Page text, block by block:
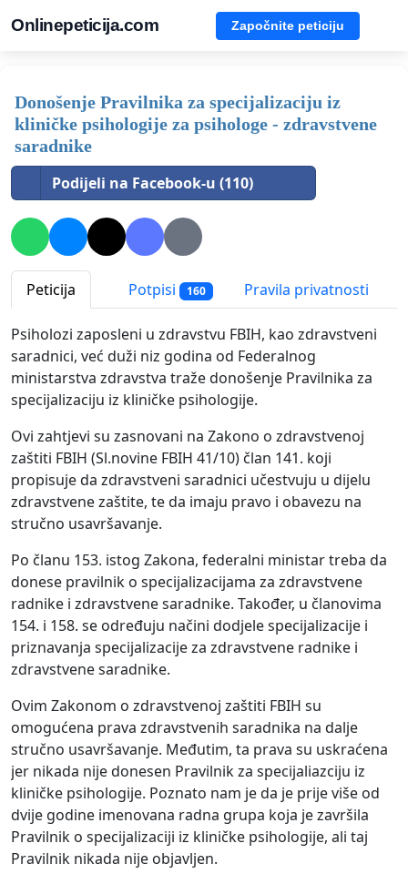
Onlinepeticija.com Započnite peticiju
Donošenje Pravilnika za specijalizaciju iz
kliničke psihologije za psihologe - zdravstvene
saradnike
Podijeli na Facebook-u (110)
Peticija Potpisi 160 Pravila privatnosti
Psiholozi zaposleni u zdravstvu FBIH, kao zdravstveni
saradnici, već duži niz godina od Federalnog
ministarstva zdravstva traže donošenje Pravilnika za
specijalizaciju iz kliničke psihologije.
Ovi zahtjevi su zasnovani na Zakono o zdravstvenoj
zaštiti FBIH (Sl.novine FBIH 41/10) član 141. koji
propisuje da zdravstveni saradnici učestvuju u dijelu
zdravstvene zaštite, te da imaju pravo i obavezu na
stručno usavršavanje.
Po članu 153. istog Zakona, federalni ministar treba da
donese pravilnik o specijalizacijama za zdravstvene
radnike i zdravstvene saradnike. Također, u članovima
154. i 158. se određuju načini dodjele specijalizacije i
priznavanja specijalizacije za zdravstvene radnike i
zdravstvene saradnike.
Ovim Zakonom o zdravstvenoj zaštiti FBIH su
omogućena prava zdravstvenih saradnika na dalje
stručno usavršavanje. Međutim, ta prava su uskraćena
jer nikada nije donesen Pravilnik za specijaliazciju iz
kliničke psihologije. Poznato nam je da je prije više od
dvije godine imenovana radna grupa koja je završila
Pravilnik o specijalizaciji iz kliničke psihologije, ali taj
Pravilnik nikada nije objavljen.